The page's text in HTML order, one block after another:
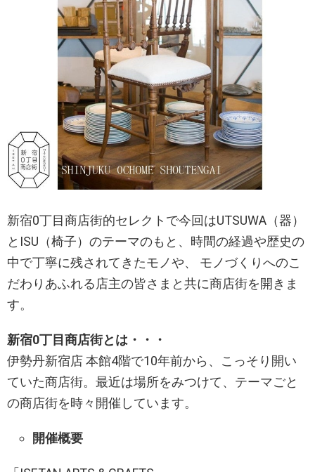
新宿0丁目商店街的セレクトで今回はUTSUWA（器）
とISU（椅子）のテーマのもと、時間の経過や歴史の
中で丁寧に残されてきたモノや、 モノづくりへのこ
だわりあふれる店主の皆さまと共に商店街を開きま
す。
新宿0丁目商店街とは・・・
伊勢丹新宿店 本館4階で10年前から、こっそり開い
ていた商店街。最近は場所をみつけて、テーマごと
の商店街を時々開催しています。
開催概要